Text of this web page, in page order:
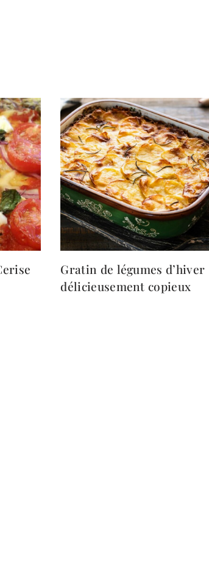
Gratin de légumes d’hiver
délicieusement copieux